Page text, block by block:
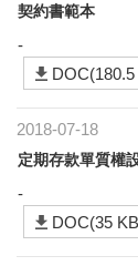
契約書範本
-
DOC(180.5
2018-07-18
定期存款單質權
-
DOC(35